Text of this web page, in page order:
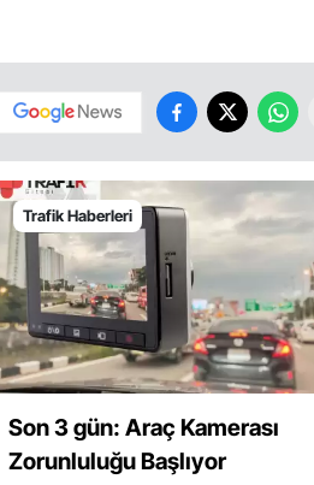
Trafik Haberleri
Son 3 gün: Araç Kamerası
Zorunluluğu Başlıyor